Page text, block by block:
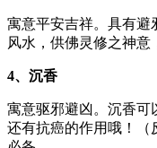
寓意平安吉祥。具有避
风水，供佛灵修之神意
4、沉香
寓意驱邪避凶。沉香可
还有抗癌的作用哦！（